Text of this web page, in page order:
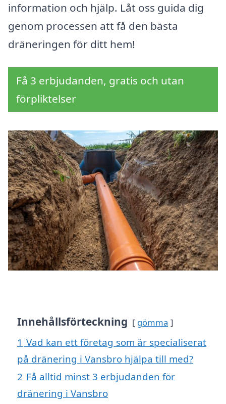
information och hjälp. Låt oss guida dig
genom processen att få den bästa
dräneringen för ditt hem!
Få 3 erbjudanden, gratis och utan
förpliktelser
Innehållsförteckning gömma
1 Vad kan ett företag som är specialiserat
på dränering i Vansbro hjälpa till med?
2 Få alltid minst 3 erbjudanden för
dränering i Vansbro